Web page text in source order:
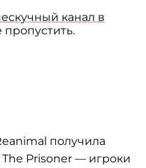
канал в
пропустить.
получила
Prisoner — игроки